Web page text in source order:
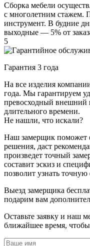
Сборка мебели
с многолетним стажем.
инструмент. В будние
выходные — 5% от
5
Гарантия 3 года
На все изделия
года. Мы гарантируем
превосходный внешний
длительного времени.
Не нашли, что искали?
Наш замерщик поможет
решения, даст
произведет точный
составит эскиз и
позволит узнать точную
Выезд замерщика
подарим вам
Оставьте заявку и наш
ближайшее время,